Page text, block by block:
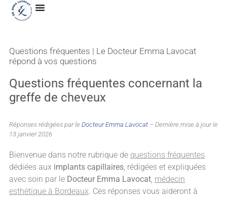
Questions fréquentes | Le Docteur Emma Lavocat
répond à vos questions
Questions fréquentes concernant la
greffe de cheveux
Réponses rédigées par le Docteur Emma Lavocat– Dernière mise à jour le
13 janvier 2026
Bienvenue dans notre rubrique de questions fréquentes
dédiées aux implants capillaires, rédigées et expliquées
avec soin par le Docteur Emma Lavocat, médecin
esthétique à Bordeaux. Ces réponses vous aideront à